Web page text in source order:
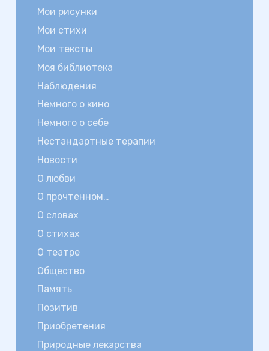
Мои рисунки
Мои стихи
Мои тексты
Моя библиотека
Наблюдения
Немного о кино
Немного о себе
Нестандартные терапии
Новости
О любви
О прочтенном…
О словах
О стихах
О театре
Общество
Память
Позитив
Приобретения
Природные лекарства